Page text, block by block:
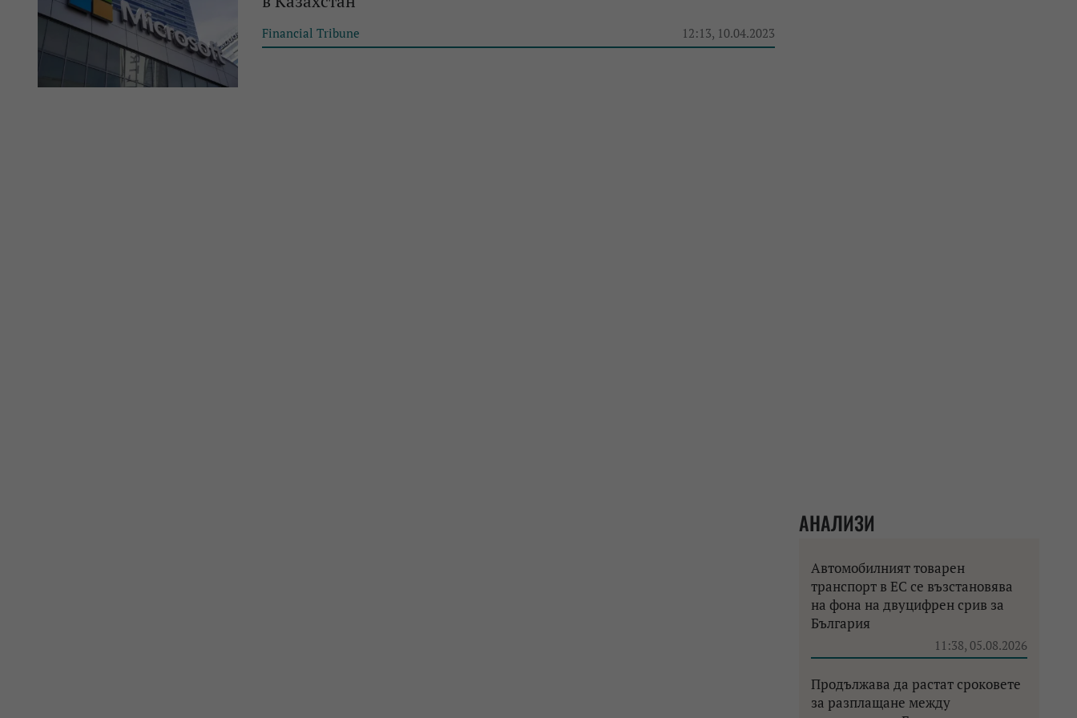
Financial Tribune 12:13, 10.04.2023
АНАЛИЗИ
Автомобилният товарен
транспорт в ЕС се възстановява
на фона на двуцифрен срив за
България
11:38, 05.08.2026
Продължава да растат сроковете
за разплащане между